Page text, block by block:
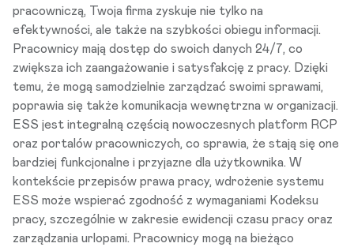
pracowniczą, Twoja firma zyskuje nie tylko na
efektywności, ale także na szybkości obiegu informacji.
Pracownicy mają dostęp do swoich danych 24/7, co
zwiększa ich zaangażowanie i satysfakcję z pracy. Dzięki
temu, że mogą samodzielnie zarządzać swoimi sprawami,
poprawia się także komunikacja wewnętrzna w organizacji.
ESS jest integralną częścią nowoczesnych platform RCP
oraz portalów pracowniczych, co sprawia, że stają się one
bardziej funkcjonalne i przyjazne dla użytkownika. W
kontekście przepisów prawa pracy, wdrożenie systemu
ESS może wspierać zgodność z wymaganiami Kodeksu
pracy, szczególnie w zakresie ewidencji czasu pracy oraz
zarządzania urlopami. Pracownicy mogą na bieżąco